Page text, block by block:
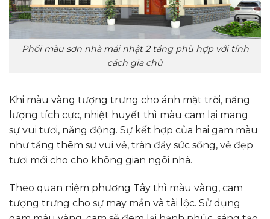
Phối màu sơn nhà mái nhật 2 tầng phù hợp với tính
cách gia chủ
Khi màu vàng tượng trưng cho ánh mặt trời, năng
lượng tích cực, nhiệt huyết thì màu cam lại mang
sự vui tươi, năng động. Sự kết hợp của hai gam màu
như tăng thêm sự vui vẻ, tràn đầy sức sống, vẻ đẹp
tươi mới cho cho không gian ngôi nhà.
Theo quan niệm phương Tây thì màu vàng, cam
tượng trưng cho sự may mắn và tài lộc. Sử dụng